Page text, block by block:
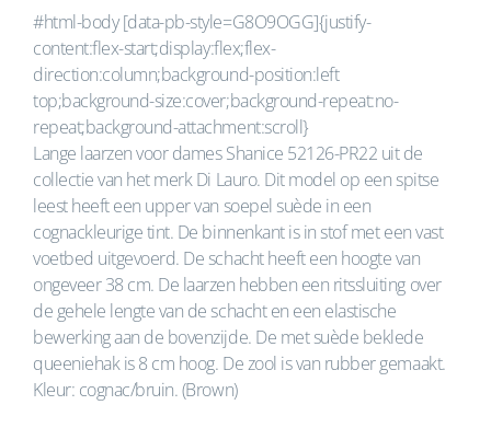
#html-body [data-pb-style=G8O9OGG]{justify-
content:flex-start;display:flex;flex-
direction:column;background-position:left
top;background-size:cover;background-repeat:no-
repeat;background-attachment:scroll}
Lange laarzen voor dames Shanice 52126-PR22 uit de
collectie van het merk Di Lauro. Dit model op een spitse
leest heeft een upper van soepel suède in een
cognackleurige tint. De binnenkant is in stof met een vast
voetbed uitgevoerd. De schacht heeft een hoogte van
ongeveer 38 cm. De laarzen hebben een ritssluiting over
de gehele lengte van de schacht en een elastische
bewerking aan de bovenzijde. De met suède beklede
queeniehak is 8 cm hoog. De zool is van rubber gemaakt.
Kleur: cognac/bruin. (Brown)